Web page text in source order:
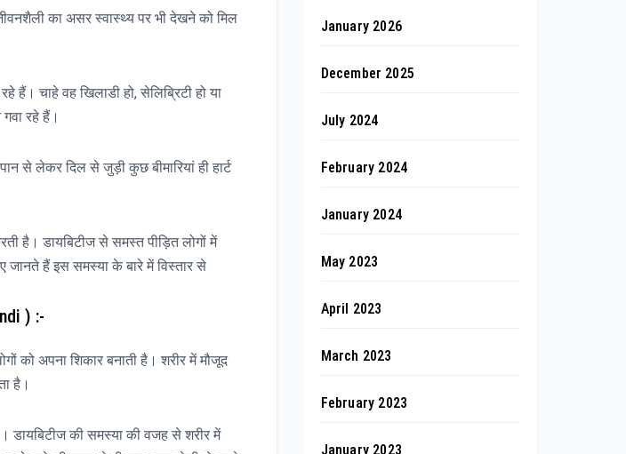
का असर स्वास्थ्य पर भी देखने को मिल
चाहे वह खिलाडी हो, सेलिब्रिटी हो या
रहे हैं।
से लेकर दिल से जुड़ी कुछ बीमारियां ही हार्ट
है। डायबिटीज से समस्त पीड़ित लोगों में
जानते हैं इस समस्या के बारे में विस्तार से
) :-
को अपना शिकार बनाती है। शरीर में मौजूद
है।
डायबिटीज की समस्या की वजह से शरीर में
January 2026
December 2025
July 2024
February 2024
January 2024
May 2023
April 2023
March 2023
February 2023
January 2023